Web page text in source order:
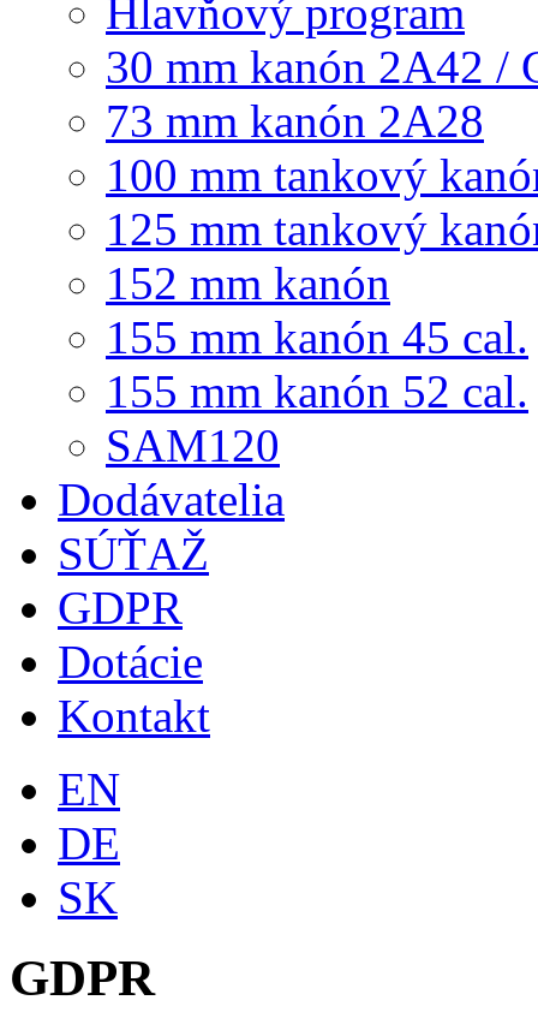
Hlavňový program
30 mm kanón 2A42 /
73 mm kanón 2A28
100 mm tankový
125 mm tankový
152 mm kanón
155 mm kanón 45 cal.
155 mm kanón 52 cal.
SAM120
Dodávatelia
SÚŤAŽ
GDPR
Dotácie
Kontakt
EN
DE
SK
GDPR